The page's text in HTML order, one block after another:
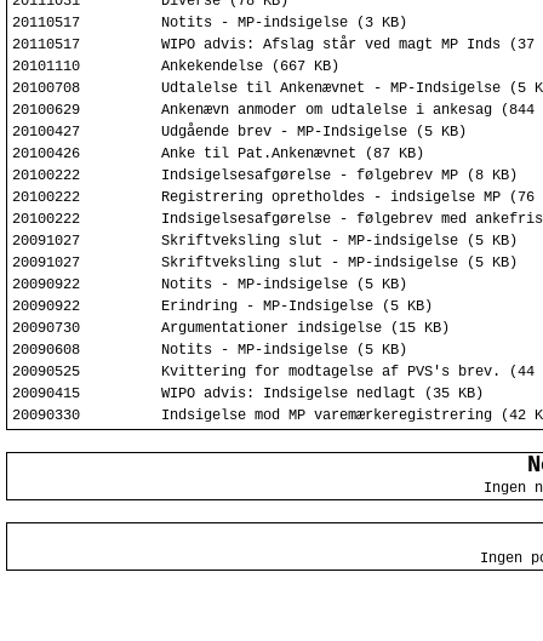
20110517
Notits - MP-indsigelse (3 KB)
20110517
WIPO advis: Afslag står ved magt MP Inds (37
20101110
Ankekendelse (667 KB)
20100708
Udtalelse til Ankenævnet - MP-Indsigelse (5
20100629
Ankenævn anmoder om udtalelse i ankesag (844
20100427
Udgående brev - MP-Indsigelse (5 KB)
20100426
Anke til Pat.Ankenævnet (87 KB)
20100222
Indsigelsesafgørelse - følgebrev MP (8 KB)
20100222
Registrering opretholdes - indsigelse MP (76
20100222
Indsigelsesafgørelse - følgebrev med
20091027
Skriftveksling slut - MP-indsigelse (5 KB)
20091027
Skriftveksling slut - MP-indsigelse (5 KB)
20090922
Notits - MP-indsigelse (5 KB)
20090922
Erindring - MP-Indsigelse (5 KB)
20090730
Argumentationer indsigelse (15 KB)
20090608
Notits - MP-indsigelse (5 KB)
20090525
Kvittering for modtagelse af PVS's brev. (44
20090415
WIPO advis: Indsigelse nedlagt (35 KB)
20090330
Indsigelse mod MP varemærkeregistrering (42
Ingen
Ingen